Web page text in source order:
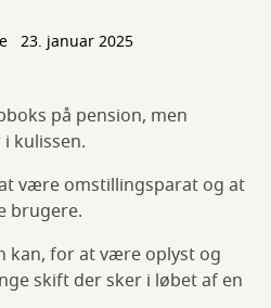
23. januar 2025
på pension, men
kulissen.
være omstillingsparat og at
brugere.
kan, for at være oplyst og
skift der sker i løbet af en